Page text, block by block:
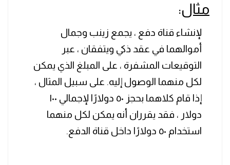
مثال:
لإنشاء قناة دفع ، يجمع زينب وجمال
أموالهما في عقد ذكي ويتفقان ، عبر
التوقيعات المشفرة ، على المبلغ الذي يمكن
لكل منهما الوصول إليه. على سبيل المثال ،
إذا قام كلاهما بحجز ٥٠ دولارًا لإجمالي ١٠٠
دولار ، فقد يقرران أنه يمكن لكل منهما
استخدام ٥٠ دولارًا داخل قناة الدفع.